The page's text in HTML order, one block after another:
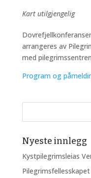
Kart utilgjengelig
arrangeres av
med
Program og
Nyeste innlegg
Kystpilegrimsleias